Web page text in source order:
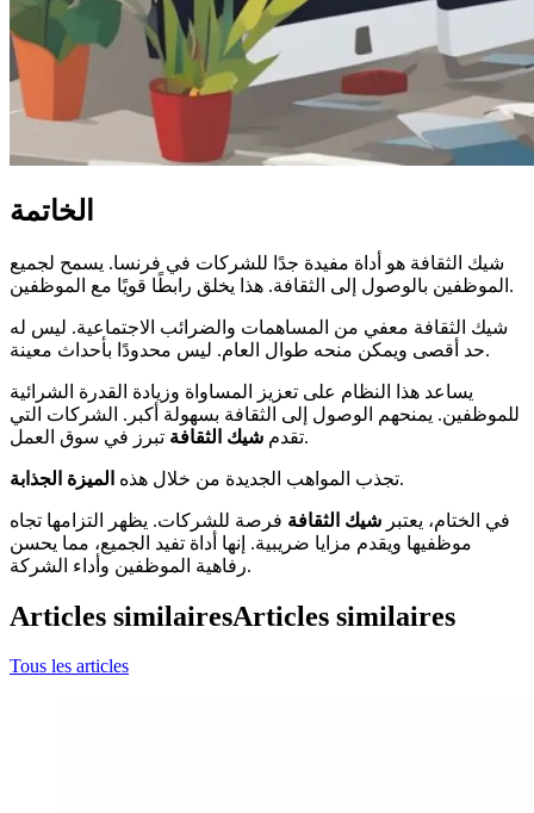
الخاتمة
شيك الثقافة هو أداة مفيدة جدًا للشركات في فرنسا. يسمح لجميع
الموظفين بالوصول إلى الثقافة. هذا يخلق رابطًا قويًا مع الموظفين.
شيك الثقافة معفي من المساهمات والضرائب الاجتماعية. ليس له
حد أقصى ويمكن منحه طوال العام. ليس محدودًا بأحداث معينة.
يساعد هذا النظام على تعزيز المساواة وزيادة القدرة الشرائية
للموظفين. يمنحهم الوصول إلى الثقافة بسهولة أكبر. الشركات التي
تقدم شيك الثقافة تبرز في سوق العمل.
تجذب المواهب الجديدة من خلال هذه الميزة الجذابة .
في الختام، يعتبر شيك الثقافة فرصة للشركات. يظهر التزامها تجاه
موظفيها ويقدم مزايا ضريبية. إنها أداة تفيد الجميع، مما يحسن
رفاهية الموظفين وأداء الشركة.
Articles similairesArticles similaires
Tous les articles